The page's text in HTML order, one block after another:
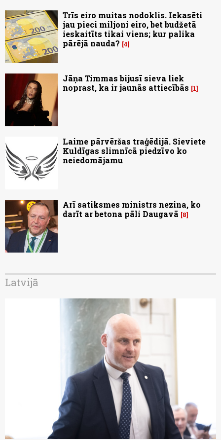
Trīs eiro muitas nodoklis. Iekasēti
jau pieci miljoni eiro, bet budžetā
ieskaitīts tikai viens; kur palika
pārējā nauda? 4
Jāņa Timmas bijusī sieva liek
noprast, ka ir jaunās attiecībās
1
Laime pārvēršas traģēdijā. Sieviete
Kuldīgas slimnīcā piedzīvo ko
neiedomājamu
Arī satiksmes ministrs nezina, ko
darīt ar betona pāli Daugavā
8
Latvijā